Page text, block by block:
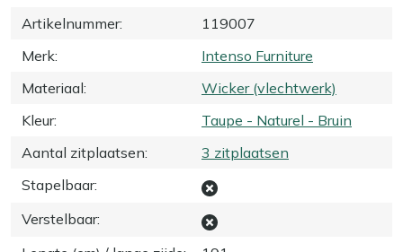
Artikelnummer:
119007
Merk:
Intenso Furniture
Materiaal:
Wicker (vlechtwerk)
Kleur:
Taupe - Naturel - Bruin
Aantal zitplaatsen:
3 zitplaatsen
Stapelbaar:
Verstelbaar: